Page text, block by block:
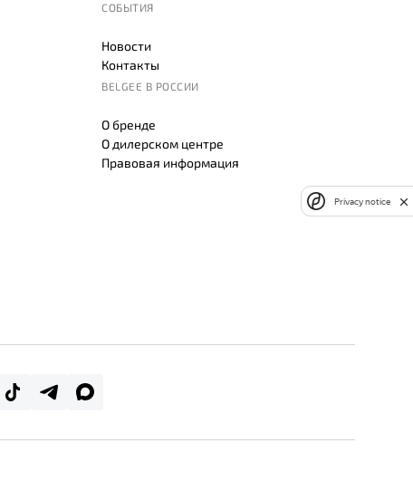
СОБЫТИЯ
Новости
Контакты
BELGEE В РОССИИ
О бренде
О дилерском центре
Правовая информация
Privacy notice